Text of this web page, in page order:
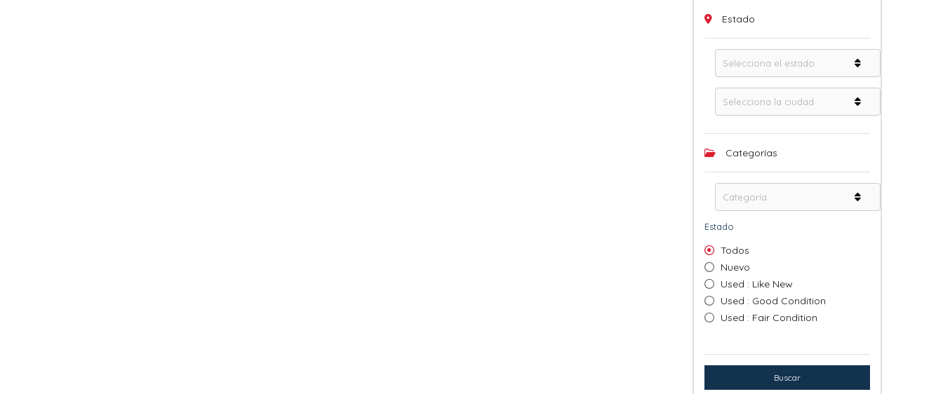
Estado
Categorías
Estado
Todos
Nuevo
Used : Like New
Used : Good Condition
Used : Fair Condition
Buscar